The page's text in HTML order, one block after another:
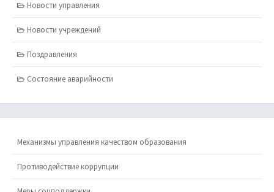
Новости управления
Новости учреждений
Поздравления
Состояние аварийности
Механизмы управления качеством образования
Противодействие коррупции